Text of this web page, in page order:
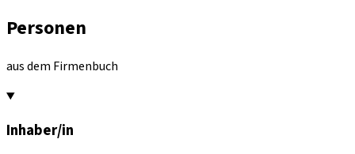
Personen
aus dem Firmenbuch
Inhaber/in